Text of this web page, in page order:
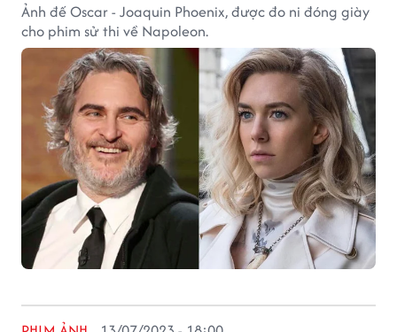
Ảnh đế Oscar - Joaquin Phoenix, được đo ni đóng giày
cho phim sử thi về Napoleon.